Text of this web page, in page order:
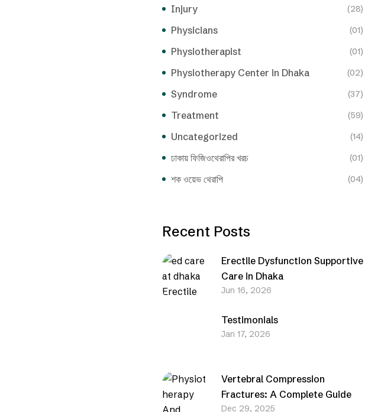
Injury (28)
Physicians (01)
Physiotherapist (01)
Physiotherapy Center in Dhaka (02)
Syndrome (37)
Treatment (59)
Uncategorized (14)
ঢাকায় ফিজিওথেরাপির খরচ (01)
শক ওয়েভ থেরাপি (04)
Recent Posts
Erectile Dysfunction Supportive
Care in Dhaka
Jun 16, 2026
Testimonials
Jan 17, 2026
Vertebral Compression
Fractures: A Complete Guide
Dec 29, 2025